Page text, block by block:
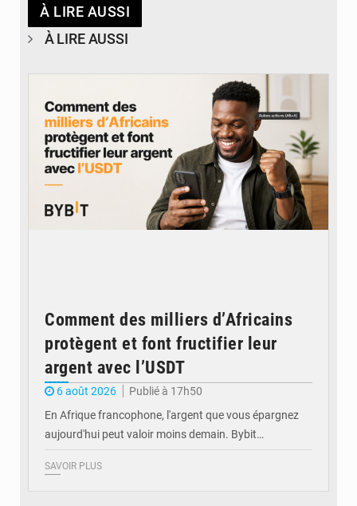
À LIRE AUSSI
À LIRE AUSSI
Comment des milliers d’Africains
protègent et font fructifier leur
argent avec l’USDT
6 août 2026
Publié à 17h50
En Afrique francophone, l'argent que vous épargnez
aujourd'hui peut valoir moins demain. Bybit…
SAVOIR PLUS